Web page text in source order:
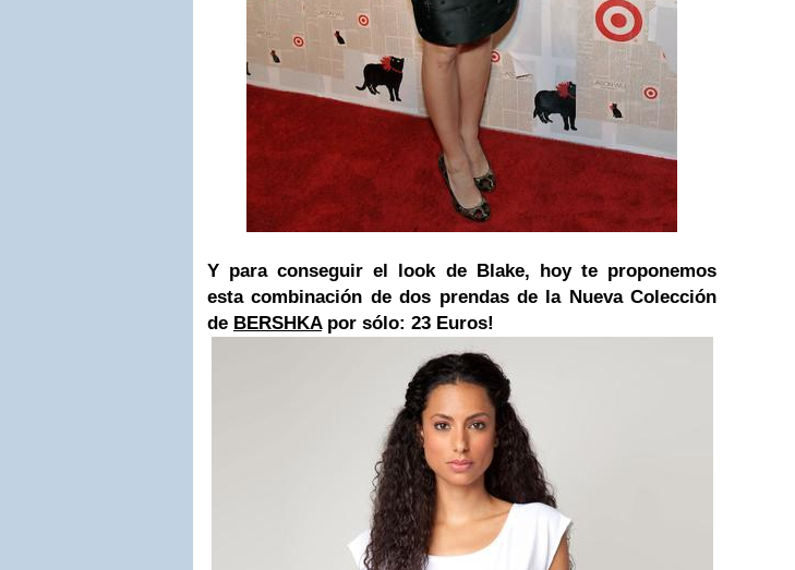
Y para conseguir el look de Blake, hoy te proponemos
esta combinación dedos prendas de la Nueva Colección
de BERSHKApor sólo: 23 Euros!